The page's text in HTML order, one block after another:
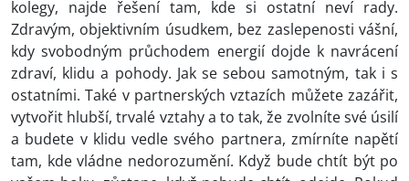
kolegy, najde řešení tam, kde si ostatní neví rady.
Zdravým, objektivním úsudkem, bez zaslepenosti vášní,
kdy svobodným průchodem energií dojde k navrácení
zdraví, klidu a pohody. Jak se sebou samotným, tak i s
ostatními. Také v partnerských vztazích můžete zazářit,
vytvořit hlubší, trvalé vztahy a to tak, že zvolníte své úsilí
a budete v klidu vedle svého partnera, zmírníte napětí
tam, kde vládne nedorozumění. Když bude chtít být po